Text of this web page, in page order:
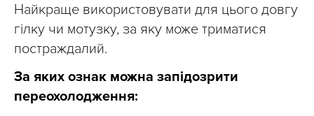
Найкраще використовувати для цього довгу
гілку чи мотузку, за яку може триматися
постраждалий.
За яких ознак можна запідозрити
переохолодження: